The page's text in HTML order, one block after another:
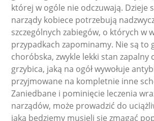
której w ogóle nie odczuwają. Dzieje
narządy kobiece potrzebują
szczególnych zabiegów, o których w
przypadkach zapominamy. Nie są to
choróbska, zwykle lekki stan zapalny
grzybica, jaką na ogół wywołuje
przyjmowane na kompletnie inne
Zaniedbane i pominięcie leczenia
narządów, może prowadzić do
jaką będziemy musieli się zmagać